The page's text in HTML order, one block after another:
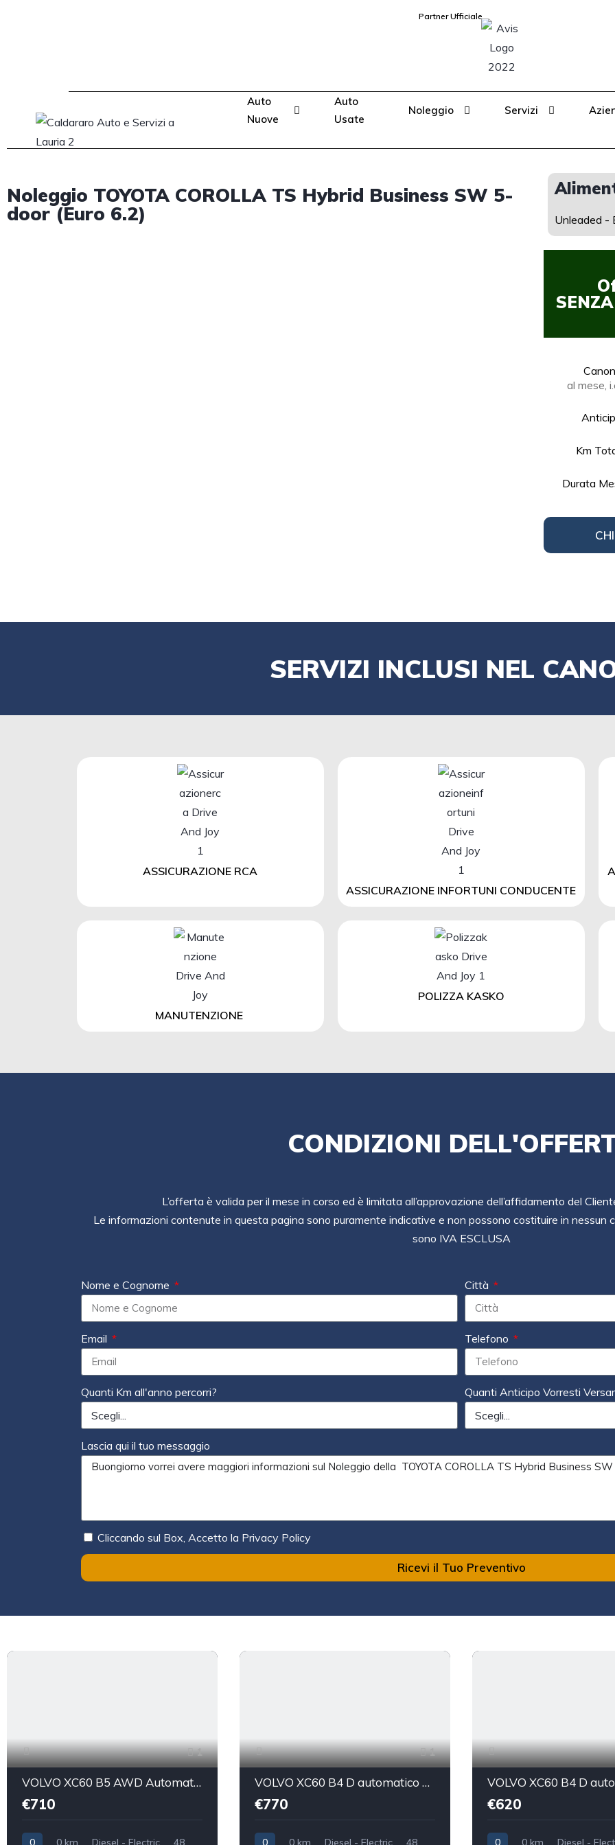
Partner Ufficiale
Auto
Nuove
Auto
Usate
Noleggio Servizi
Noleggio TOYOTA COROLLA TS Hybrid Business SW 5-
door (Euro 6.2) Unleaded -
al mese,
Km
Durata
SERVIZI INCLUSI NEL
ASSICURAZIONE RCA
ASSICURAZIONE INFORTUNI CONDUCENTE
MANUTENZIONE
POLIZZA KASKO
CONDIZIONI
L’offerta è valida per il mese in corso ed è limitata all’approvazione dell’affidamento del
Le informazioni contenute in questa pagina sono puramente indicative e non possono costituire in nessun
sono IVA ESCLUSA
Nome e Cognome Città
Email Telefono
Quanti Km all'anno percorri? Quanti Anticipo Vorresti
Lascia qui il tuo messaggio
Cliccando sul Box, Accetto la Privacy Policy
Ricevi il Tuo Preventivo
1
VOLVO XC60 B5 AWD Automatico Core Sport Utility Vehicle 5-Door (Euro 6D)
€710
0 0 km Diesel - Electric
48
1
VOLVO XC60 B4 D automatico Plus Dark Sport utility vehicle 5-door (Euro 6D)
€770
0 0 km Diesel - Electric
48
€620
0 0 km
Diesel -